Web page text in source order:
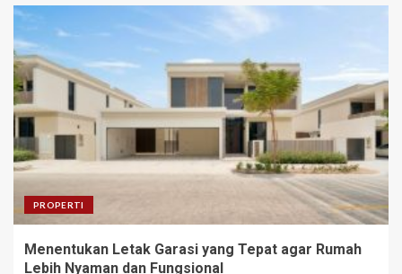
PROPERTI
Menentukan Letak Garasi yang Tepat agar Rumah
Lebih Nyaman dan Fungsional